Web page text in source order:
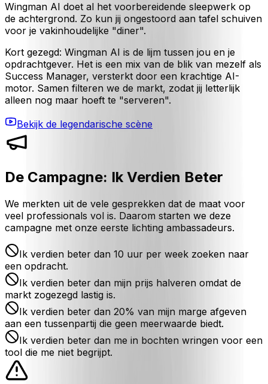
Wingman AI doet al het voorbereidende sleepwerk op
de achtergrond. Zo kun jij ongestoord aan tafel schuiven
voor je vakinhoudelijke "diner".
Kort gezegd: Wingman AI is de lijm tussen jou en je
opdrachtgever. Het is een mix van de blik van mezelf als
Success Manager, versterkt door een krachtige AI-
motor. Samen filteren we de markt, zodat jij letterlijk
alleen nog maar hoeft te "serveren".
Bekijk de legendarische scène
De Campagne: Ik Verdien Beter
We merkten uit de vele gesprekken dat de maat voor
veel professionals vol is. Daarom starten we deze
campagne met onze eerste lichting ambassadeurs.
Ik verdien beter dan 10 uur per week zoeken naar
een opdracht.
Ik verdien beter dan mijn prijs halveren omdat de
markt zogezegd lastig is.
Ik verdien beter dan 20% van mijn marge afgeven
aan een tussenpartij die geen meerwaarde biedt.
Ik verdien beter dan me in bochten wringen voor een
tool die me niet begrijpt.